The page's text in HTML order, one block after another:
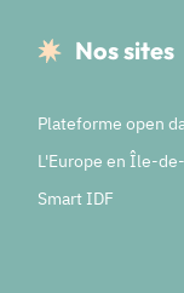
Nos sites
Plateforme open
L'Europe en Île-
Smart IDF